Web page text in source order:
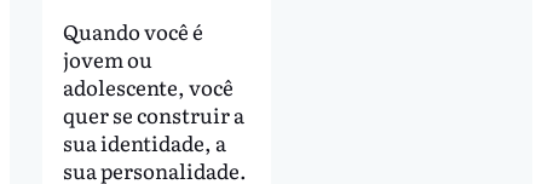
Quando você é
jovem ou
adolescente, você
quer se construir a
sua identidade, a
sua personalidade.